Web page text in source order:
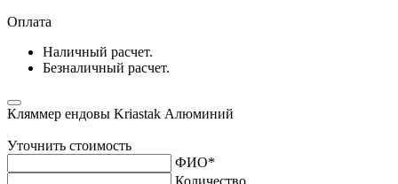
Оплата
Наличный расчет.
Безналичный расчет.
Кляммер ендовы Kriastak Алюминий
Уточнить стоимость
ФИО*
Количество